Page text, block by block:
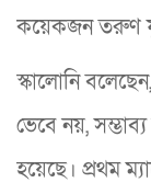
কয়েকজন তরুণ
স্কালোনি
ভেবে নয়,
হয়েছে। প্রথম